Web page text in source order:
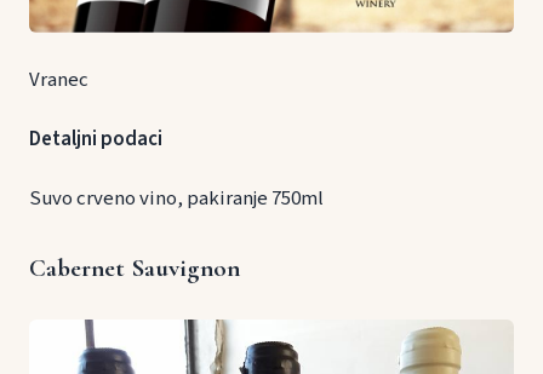
Vranec
Detaljni podaci
Suvo crveno vino, pakiranje 750ml
Cabernet Sauvignon